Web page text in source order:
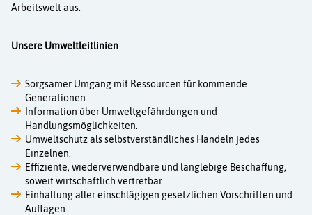
Kontakt
Arbeitswelt aus.
Unsere Umweltleitlinien
Sorgsamer Umgang mit Ressourcen für kommende
Generationen.
Information über Umweltgefährdungen und
Handlungsmöglichkeiten.
Umweltschutz als selbstverständliches Handeln jedes
Einzelnen.
Effiziente, wiederverwendbare und langlebige Beschaffung,
soweit wirtschaftlich vertretbar.
Einhaltung aller einschlägigen gesetzlichen Vorschriften und
Auflagen.